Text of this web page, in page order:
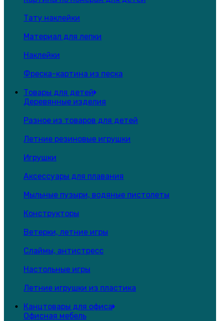
Тату наклейки
Материал для лепки
Наклейки
Фреска-картина из песка
Товары для детей
Деревянные изделия
Разное из товаров для детей
Летние резиновые игрушки
Игрушки
Аксессуары для плавания
Мыльные пузыри, водяные пистолеты
Конструкторы
Ветерки, летние игры
Слаймы, антистресс
Настольные игры
Летние игрушки из пластика
Канцтовары для офиса
Офисная мебель